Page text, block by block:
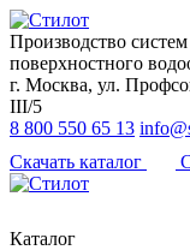
Производство систем
поверхностного
г. Москва, ул.
III/5
8 800 550 65 13
Скачать каталог
Каталог